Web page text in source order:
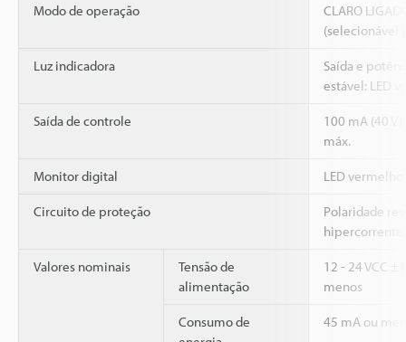
Modo de operação
CLARO
(selecionável
Luz indicadora
Saída e
estável: LED
Saída de controle
100 mA (40 V)
máx.
Monitor digital LED
Circuito de proteção
Polaridade
Valores nominais
Tensão de
alimentação
12 - 24 VCC
menos
Consumo de
45 mA ou